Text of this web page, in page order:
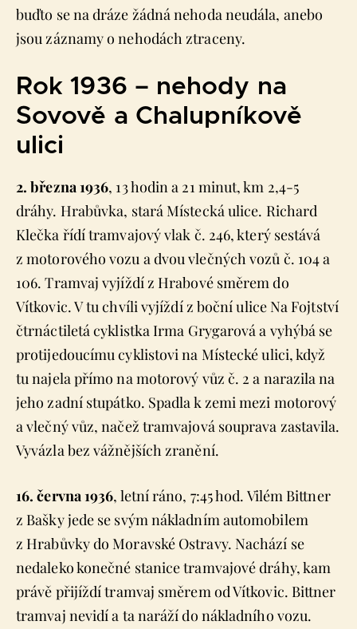
buďto se na dráze žádná nehoda neudála, anebo
jsou záznamy o nehodách ztraceny.
Rok 1936 – nehody na
Sovově a Chalupníkově
ulici
2. března 1936, 13 hodin a 21 minut, km 2,4-5
dráhy. Hrabůvka, stará Místecká ulice. Richard
Klečka řídí tramvajový vlak č. 246, který sestává
z motorového vozu a dvou vlečných vozů č. 104 a
106. Tramvaj vyjíždí z Hrabové směrem do
Vítkovic. V tu chvíli vyjíždí z boční ulice Na Fojtství
čtrnáctiletá cyklistka Irma Grygarová a vyhýbá se
protijedoucímu cyklistovi na Místecké ulici, když
tu najela přímo na motorový vůz č. 2 a narazila na
jeho zadní stupátko. Spadla k zemi mezi motorový
a vlečný vůz, načež tramvajová souprava zastavila.
Vyvázla bez vážnějších zranění.
16. června 1936, letní ráno, 7:45 hod. Vilém Bittner
z Bašky jede se svým nákladním automobilem
z Hrabůvky do Moravské Ostravy. Nachází se
nedaleko konečné stanice tramvajové dráhy, kam
právě přijíždí tramvaj směrem od Vítkovic. Bittner
tramvaj nevidí a ta naráží do nákladního vozu.